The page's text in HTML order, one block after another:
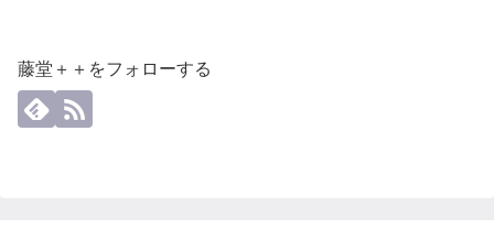
藤堂＋＋をフォローする